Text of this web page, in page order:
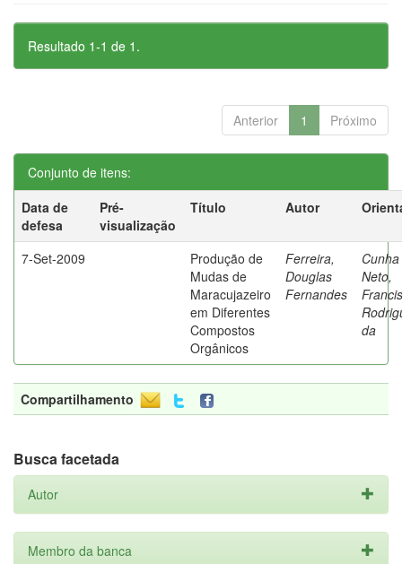
Resultado 1-1 de 1.
Anterior 1 Próximo
Conjunto de itens:
Data de
defesa
Pré-
visualização
Título Autor
7-Set-2009
Produção de
Mudas de
Maracujazeiro
em Diferentes
Compostos
Orgânicos
Ferreira,
Douglas
Fernandes
Cunha
Neto,
da
Compartilhamento
Busca facetada
Autor
Membro da banca